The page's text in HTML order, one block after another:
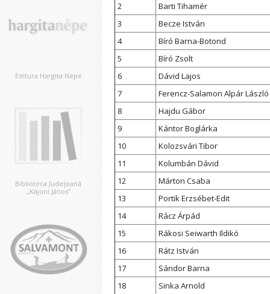
Editura Hargita Népe
Biblioteca Judeţeană
„Kájoni János”
2
Barti Tihamér
3
Becze István
4
Bíró Barna-Botond
5
Bíró Zsolt
6
Dávid Lajos
7
Ferencz-Salamon Alpár László
8
Hajdu Gábor
9
Kántor Boglárka
10
Kolozsvári Tibor
11
Kolumbán Dávid
12
Márton Csaba
13
Portik Erzsébet-Edit
14
Rácz Árpád
15
Rákosi Seiwarth Ildikó
16
Rátz István
17
Sándor Barna
18
Sinka Arnold